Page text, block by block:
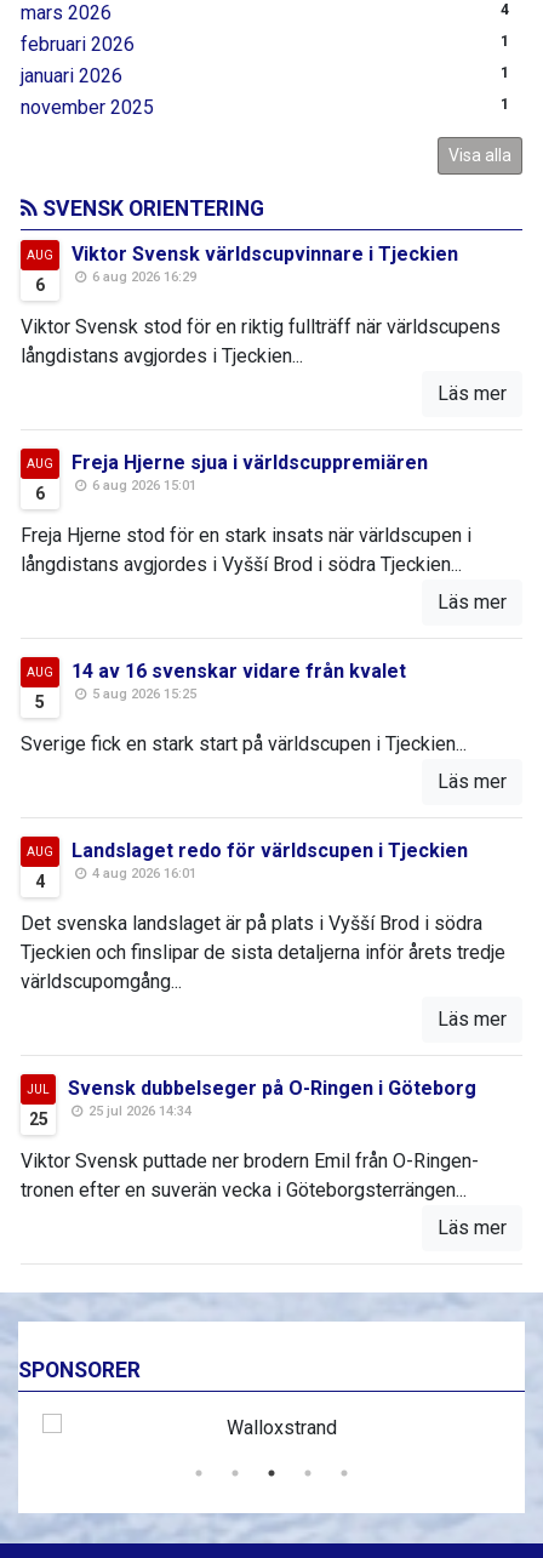
mars 2026 4
februari 2026 1
januari 2026 1
november 2025 1
Visa alla
SVENSK ORIENTERING
AUG
6
Viktor Svensk världscupvinnare i Tjeckien
6 aug 2026 16:29
Viktor Svensk stod för en riktig fullträff när världscupens
långdistans avgjordes i Tjeckien...
Läs mer
AUG
6
Freja Hjerne sjua i världscuppremiären
6 aug 2026 15:01
Freja Hjerne stod för en stark insats när världscupen i
långdistans avgjordes i Vyšší Brod i södra Tjeckien...
Läs mer
AUG
5
14 av 16 svenskar vidare från kvalet
5 aug 2026 15:25
Sverige fick en stark start på världscupen i Tjeckien...
Läs mer
AUG
4
Landslaget redo för världscupen i Tjeckien
4 aug 2026 16:01
Det svenska landslaget är på plats i Vyšší Brod i södra
Tjeckien och finslipar de sista detaljerna inför årets tredje
världscupomgång...
Läs mer
JUL
25
Svensk dubbelseger på O-Ringen i Göteborg
25 jul 2026 14:34
Viktor Svensk puttade ner brodern Emil från O-Ringen-
tronen efter en suverän vecka i Göteborgsterrängen...
Läs mer
SPONSORER